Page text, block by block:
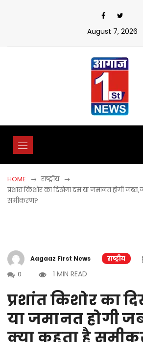
August 7, 2026
HOME
राष्ट्रीय
प्रशांत किशोर का दिखेगा दम या जमानत होगी
समीकरण?
Aagaaz First News राष्ट्रीय
0
1 MIN READ
प्रशांत किशोर का
या जमानत होगी
क्या कहता है